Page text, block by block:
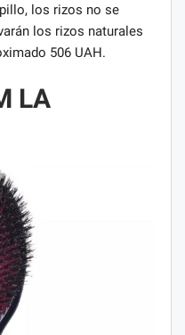
los rizos no se
los rizos naturales
506 UAH.
LA